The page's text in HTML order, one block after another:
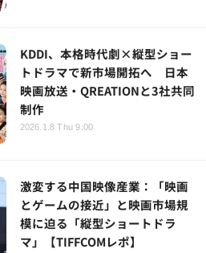
KDDI、本格時代劇×縦型ショー
トドラマで新市場開拓へ 日本
映画放送・QREATIONと3社共同
制作
2026.1.8 Thu 9:00
激変する中国映像産業：「映画
とゲームの接近」と映画市場規
模に迫る「縦型ショートドラ
マ」【TIFFCOMレポ】